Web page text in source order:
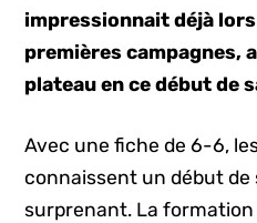
impressionnait déjà
premières campagnes,
plateau en ce début de
Avec une fiche de 6-6,
connaissent un début de
surprenant. La formation